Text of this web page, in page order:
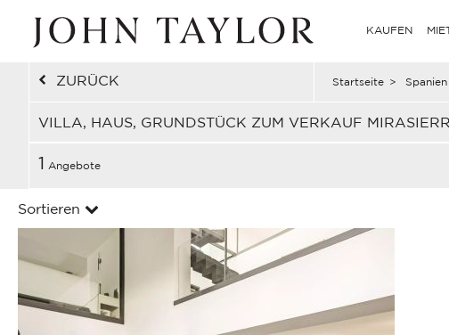
KAUFEN
ZURÜCK Startseite > Spanien
VILLA, HAUS, GRUNDSTÜCK ZUM VERKAUF
1 Angebote
Sortieren